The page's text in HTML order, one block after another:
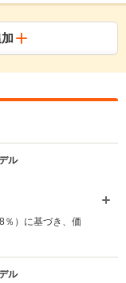
ル
％）に基づき、価
ル